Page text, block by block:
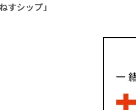
シップ」